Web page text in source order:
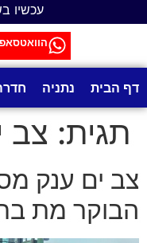
עכשיו
דף הבית נתניה
תגית: צב
צב ים ענק
הבוקר מת